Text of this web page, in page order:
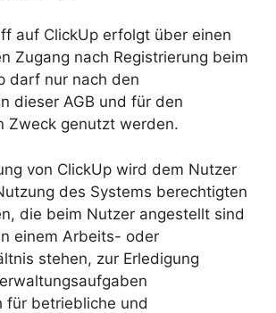
auf ClickUp erfolgt über einen
Zugang nach Registrierung beim
darf nur nach den
dieser AGB und für den
Zweck genutzt werden.
von ClickUp wird dem Nutzer
des Systems berechtigten
die beim Nutzer angestellt sind
einem Arbeits- oder
stehen, zur Erledigung
für betriebliche und